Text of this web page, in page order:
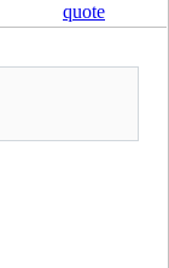
quote